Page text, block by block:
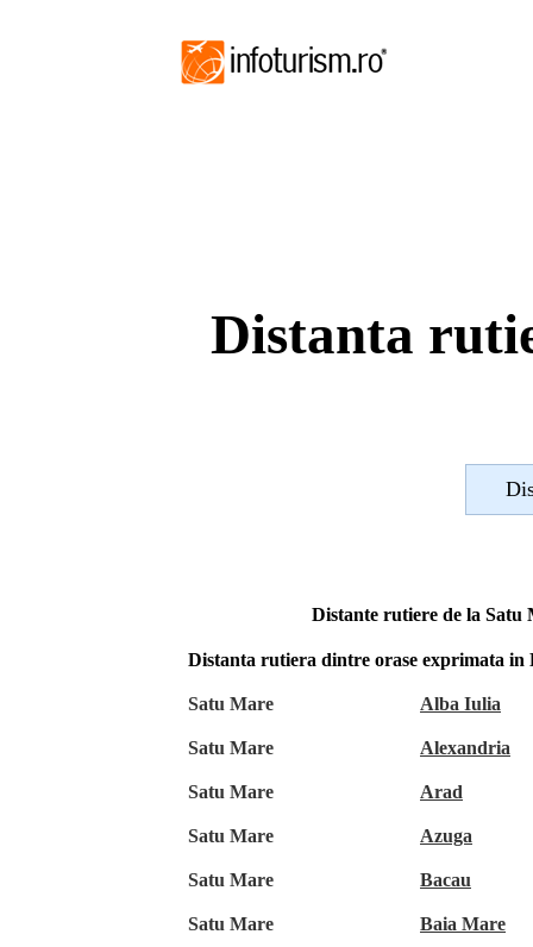
Distanta
Distante rutiere de la Satu
Distanta rutiera dintre orase exprimata in
Satu Mare Alba Iulia
Satu Mare Alexandria
Satu Mare Arad
Satu Mare Azuga
Satu Mare Bacau
Satu Mare Baia Mare